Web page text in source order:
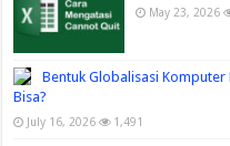
May 23, 2026
Bentuk Globalisasi Komputer
Bisa?
July 16, 2026 1,491